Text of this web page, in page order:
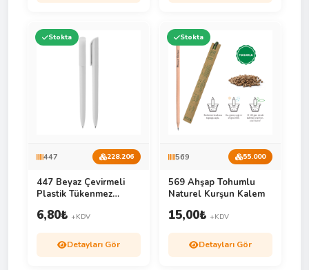
Stokta
447 228.206
447 Beyaz Çevirmeli
Plastik Tükenmez
6,80₺ +KDV
Detayları Gör
Stokta
569 55.000
569 Ahşap Tohumlu
Naturel Kurşun Kalem
15,00₺ +KDV
Detayları Gör